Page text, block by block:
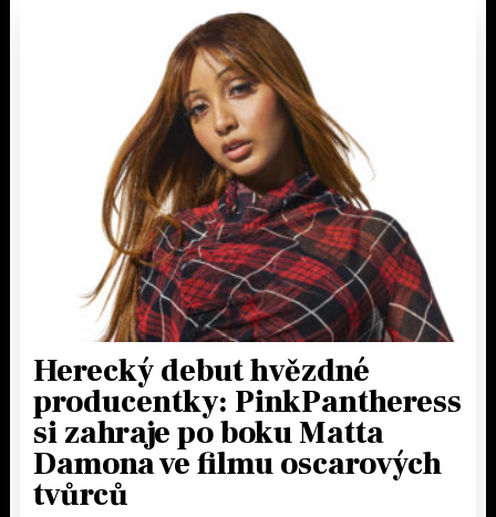
Herecký debut hvězdné
producentky: PinkPantheress
si zahraje po boku Matta
Damona ve filmu oscarových
tvůrců